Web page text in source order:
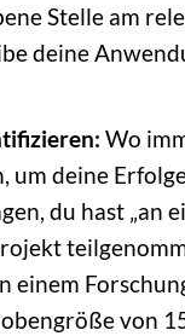
Stelle am
deine
Wo
um deine
du hast „an
einem
von